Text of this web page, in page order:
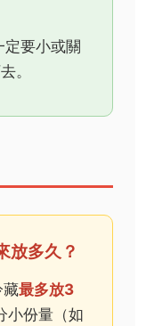
要小或關
。
放多久？
藏最多放3
小份量（如